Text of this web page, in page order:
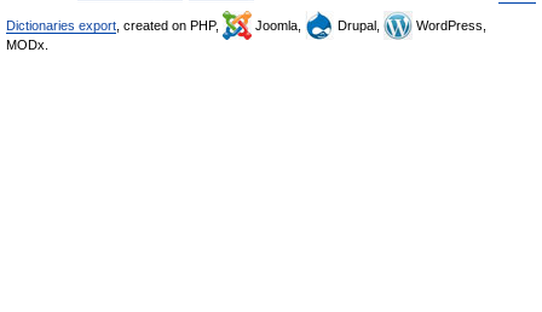
Dictionaries export , created on PHP, Joomla, Drupal,
WordPress,
MODx.